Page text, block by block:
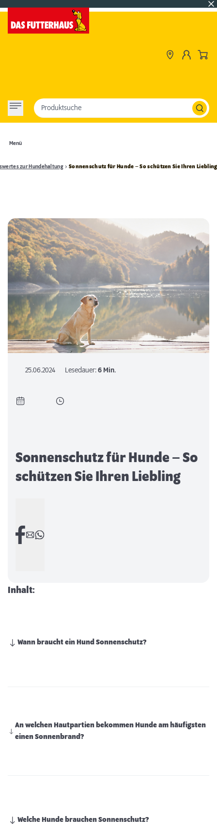
Menü
Produktsuche
zur Hundehaltung Sonnenschutz für Hunde – So schützen Sie Ihren Liebling
25.06.2024 Lesedauer:6 Min.
Sonnenschutz für Hunde – So
schützen Sie Ihren Liebling
Inhalt:
Wann braucht ein Hund Sonnenschutz?
An welchen Hautpartien bekommen Hunde am häufigsten
einen Sonnenbrand?
Welche Hunde brauchen Sonnenschutz?